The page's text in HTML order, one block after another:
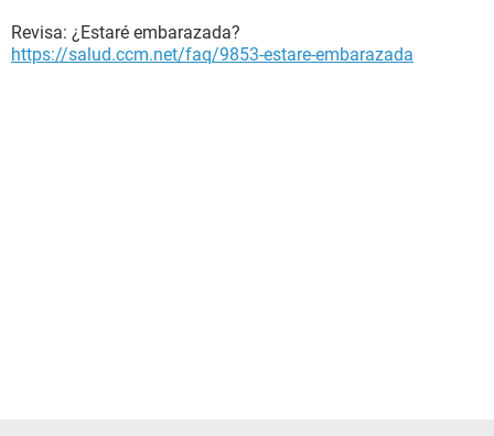
Revisa: ¿Estaré embarazada?
https://salud.ccm.net/faq/9853-estare-embarazada